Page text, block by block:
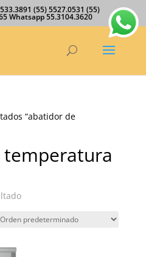
(55) 5527.0531 (55)
Whatsapp 55.3104.3620
“abatidor de